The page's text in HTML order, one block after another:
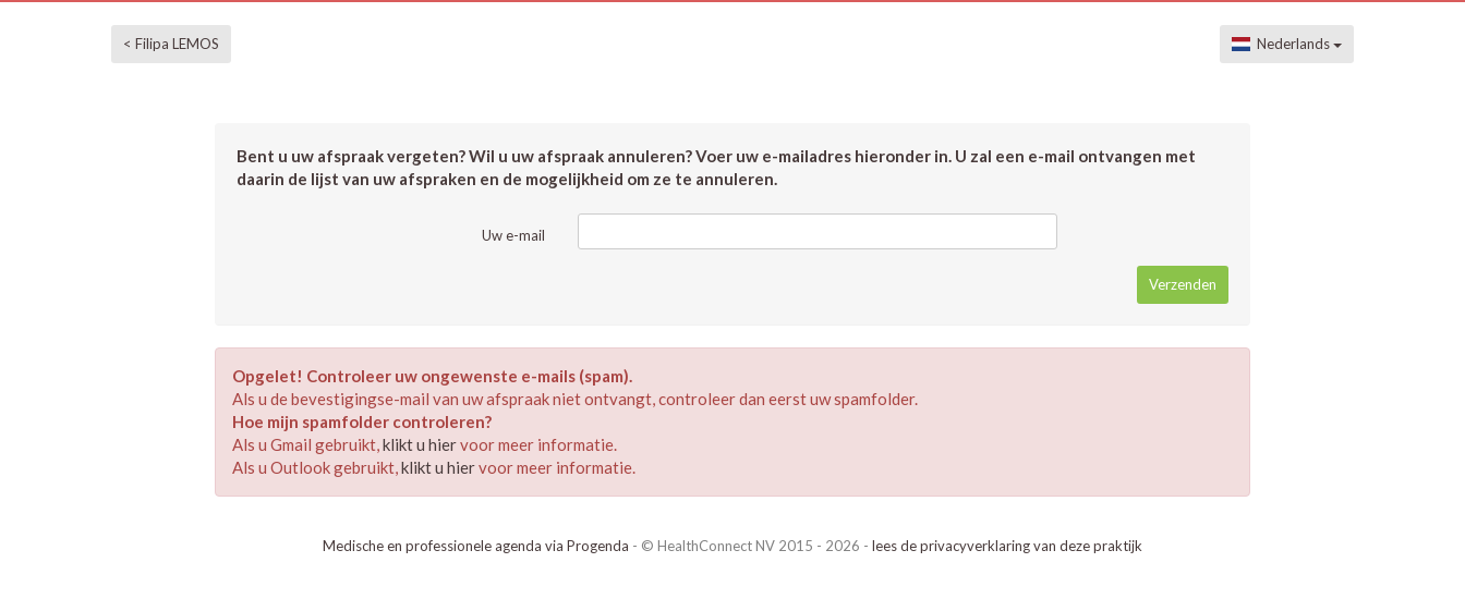
< Filipa LEMOS Nederlands
Bent u uw afspraak vergeten? Wil u uw afspraak annuleren? Voer uw e-mailadres hieronder in. U zal een e-mail ontvangen met
daarin de lijst van uw afspraken en de mogelijkheid om ze te annuleren.
Uw e-mail
Opgelet! Controleer uw ongewenste e-mails (spam).
Als u de bevestigingse-mail van uw afspraak niet ontvangt, controleer dan eerst uw spamfolder.
Hoe mijn spamfolder controleren?
Als u Gmail gebruikt,klikt u hiervoor meer informatie.
Als u Outlook gebruikt,klikt u hiervoor meer informatie.
Medische en professionele agenda via Progenda - © HealthConnect NV 2015 - 2026 - lees de privacyverklaring van deze praktijk